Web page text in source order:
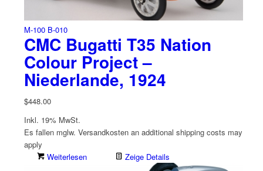
M-100 B-010
CMC Bugatti T35 Nation
Colour Project –
Niederlande, 1924
$448.00
Inkl. 19% MwSt.
Es fallen mglw. Versand­kosten an additional shipping costs may
apply
Weiterlesen
Zeige Details